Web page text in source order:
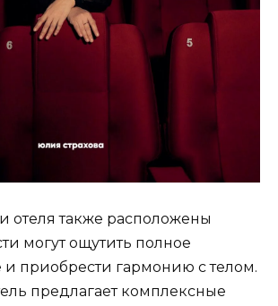
отеля также расположены
могут ощутить полное
и приобрести гармонию с телом.
предлагает комплексные